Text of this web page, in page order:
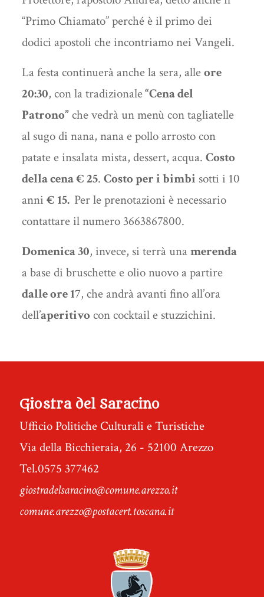
“Primo Chiamato” perché è il primo dei
dodici apostoli che incontriamo nei Vangeli.
La festa continuerà anche la sera, alleore
20:30, con la tradizionale“Cena del
Patrono”che vedrà un menù con tagliatelle
al sugo di nana, nana e pollo arrosto con
patate e insalata mista, dessert, acqua. Costo
della cena € 25. Costo per i bimbi sotti i 10
anni € 15. Per le prenotazioni è necessario
contattare il numero 3663867800.
Domenica 30, invece, si terrà unamerenda
a base di bruschette e olio nuovo a partire
dalle ore 17, che andrà avanti fino all’ora
dell’aperitivo con cocktail e stuzzichini.
Giostra del Saracino
Ufficio Politiche Culturali e Turistiche
Via della Bicchieraia, 26 - 52100 Arezzo
Tel.0575 377462
giostradelsaracino@comune.arezzo.it
comune.arezzo@postacert.toscana.it